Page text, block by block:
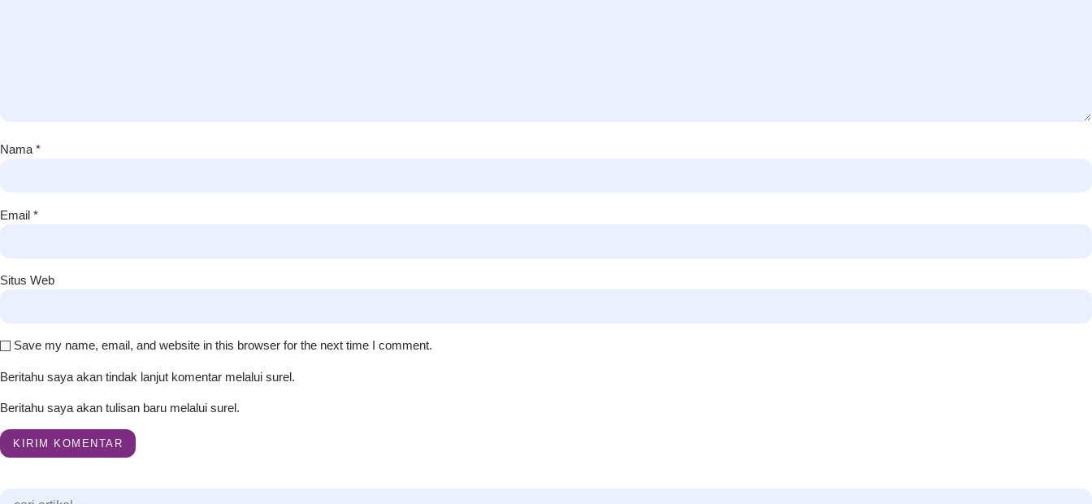
Nama *
Email *
Situs Web
Save my name, email, and website in this browser for the next time I comment.
Beritahu saya akan tindak lanjut komentar melalui surel.
Beritahu saya akan tulisan baru melalui surel.